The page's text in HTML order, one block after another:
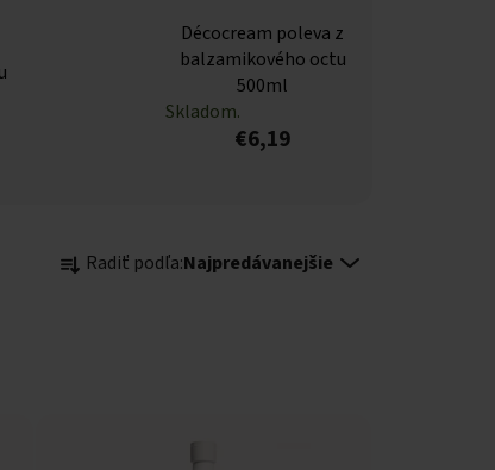
Décocream poleva z
balzamikového octu
500ml
Skladom.
€6,19
Radiť podľa:Najpredávanejšie